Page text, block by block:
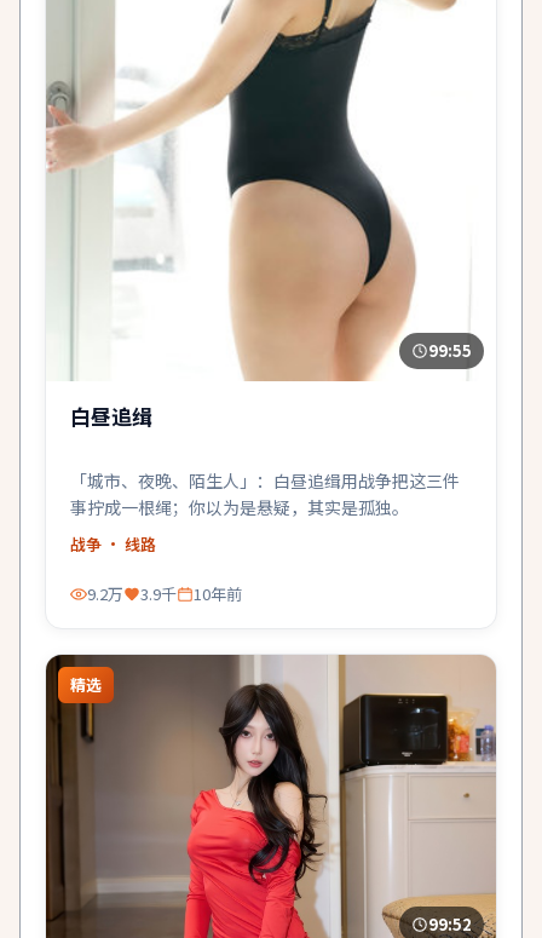
99:55
白昼追缉
「城市、夜晚、陌生人」：白昼追缉用战争把这三件
事拧成一根绳；你以为是悬疑，其实是孤独。
战争 · 线路
9.2万 3.9千 10年前
精选
99:52